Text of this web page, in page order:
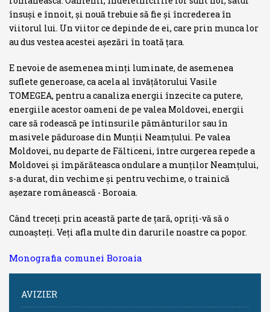
însuşi e înnoit, şi nouă trebuie să fie şi încrederea în
viitorul lui. Un viitor ce depinde de ei, care prin munca lor
au dus vestea acestei aşe­zări în toată ţara.
E nevoie de asemenea minţi luminate, de asemenea
suflete generoase, ca acela al învăţătorului Vasile
TOMEGEA, pentru a canaliza energii înzecite ca putere,
energiile acestor oameni de pe valea Moldovei, energii
care să rodească pe întinsurile pământurilor sau în
masivele păduroase din Munţii Neamţului. Pe valea
Moldovei, nu departe de Fălticeni, între curgerea repede a
Moldovei şi împărăteasca ondulare a munţilor Neam­ţului,
s-a durat, din vechime şi pentru vechime, o trainică
aşezare româ­nească - Boroaia.
Când treceţi prin această parte de ţară, opriţi-vă să o
cunoaşteţi. Veţi afla multe din darurile noastre ca popor.
Monografia comunei Boroaia
AVIZIER